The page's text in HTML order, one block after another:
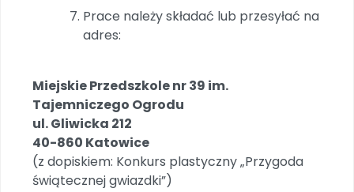
Prace należy składać lub przesyłać na
adres:
Miejskie Przedszkole nr 39 im.
Tajemniczego Ogrodu
ul. Gliwicka 212
40-860 Katowice
(z dopiskiem: Konkurs plastyczny „Przygoda
świątecznej gwiazdki”)